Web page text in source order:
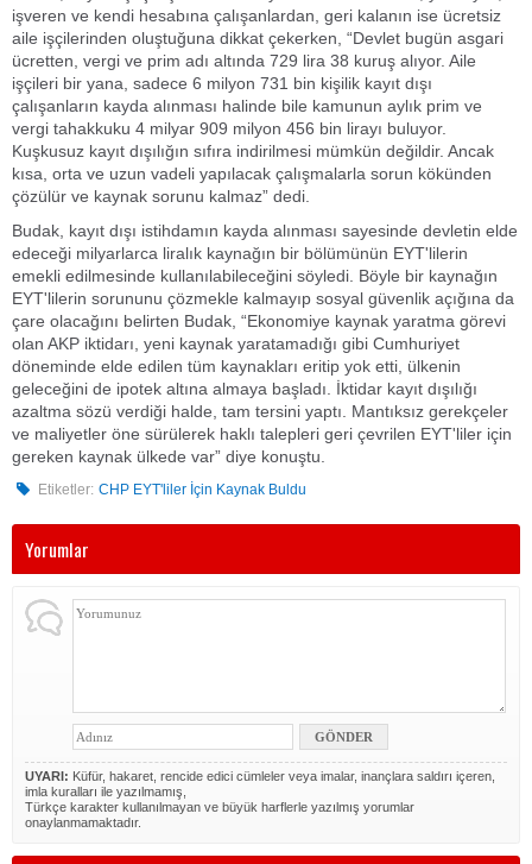
işveren ve kendi hesabına çalışanlardan, geri kalanın ise ücretsiz
aile işçilerinden oluştuğuna dikkat çekerken, “Devlet bugün asgari
ücretten, vergi ve prim adı altında 729 lira 38 kuruş alıyor. Aile
işçileri bir yana, sadece 6 milyon 731 bin kişilik kayıt dışı
çalışanların kayda alınması halinde bile kamunun aylık prim ve
vergi tahakkuku 4 milyar 909 milyon 456 bin lirayı buluyor.
Kuşkusuz kayıt dışılığın sıfıra indirilmesi mümkün değildir. Ancak
kısa, orta ve uzun vadeli yapılacak çalışmalarla sorun kökünden
çözülür ve kaynak sorunu kalmaz” dedi.
Budak, kayıt dışı istihdamın kayda alınması sayesinde devletin elde
edeceği milyarlarca liralık kaynağın bir bölümünün EYT'lilerin
emekli edilmesinde kullanılabileceğini söyledi. Böyle bir kaynağın
EYT'lilerin sorununu çözmekle kalmayıp sosyal güvenlik açığına da
çare olacağını belirten Budak, “Ekonomiye kaynak yaratma görevi
olan AKP iktidarı, yeni kaynak yaratamadığı gibi Cumhuriyet
döneminde elde edilen tüm kaynakları eritip yok etti, ülkenin
geleceğini de ipotek altına almaya başladı. İktidar kayıt dışılığı
azaltma sözü verdiği halde, tam tersini yaptı. Mantıksız gerekçeler
ve maliyetler öne sürülerek haklı talepleri geri çevrilen EYT'liler için
gereken kaynak ülkede var” diye konuştu.
Etiketler: CHP EYT'liler İçin Kaynak Buldu
Yorumlar
UYARI: Küfür, hakaret, rencide edici cümleler veya imalar, inançlara saldırı içeren,
imla kuralları ile yazılmamış,
Türkçe karakter kullanılmayan ve büyük harflerle yazılmış yorumlar
onaylanmamaktadır.